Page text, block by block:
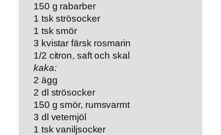
150 g rabarber
1 tsk strösocker
1 tsk smör
3 kvistar färsk rosmarin
1/2 citron, saft och skal
kaka:
2 ägg
2 dl strösocker
150 g smör, rumsvarmt
3 dl vetemjöl
1 tsk vaniljsocker